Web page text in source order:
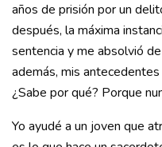
años de prisión por un
después, la máxima
sentencia y me absolvió
además, mis
¿Sabe por qué? Porque
Yo ayudé a un joven que